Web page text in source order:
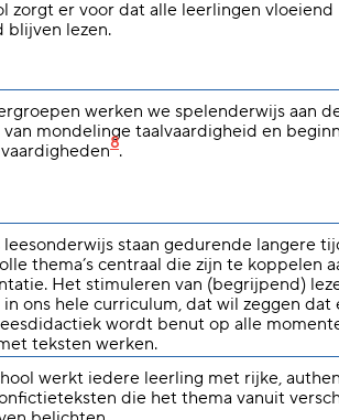
zorgt er voor dat alle leerlingen vloeiend
blijven lezen.
werken we spelenderwijs aan
mondelinge taalvaardigheid en
8.
leesonderwijs staan gedurende langere
thema’s centraal die zijn te koppelen
Het stimuleren van (begrijpend)
ons hele curriculum, dat wil zeggen dat
wordt benut op alle
teksten werken.
werkt iedere leerling met rijke,
die het thema vanuit